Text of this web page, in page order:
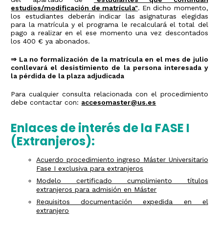
estudios/modificación de matrícula". En dicho momento,
los estudiantes deberán indicar las asignaturas elegidas
para la matrícula y el programa le recalculará el total del
pago a realizar en el ese momento una vez descontados
los 400 € ya abonados.
⇒ La no formalización de la matrícula en el mes de julio
conllevará el desistimiento de la persona interesada y
la pérdida de la plaza adjudicada
Para cualquier consulta relacionada con el procedimiento
debe contactar con: accesomaster@us.es
Enlaces de interés de la FASE I
(Extranjeros):
Acuerdo procedimiento ingreso Máster Universitario
Fase I exclusiva para extranjeros
Modelo certificado cumplimiento títulos
extranjeros para admisión en Máster
Requisitos documentación expedida en el
extranjero